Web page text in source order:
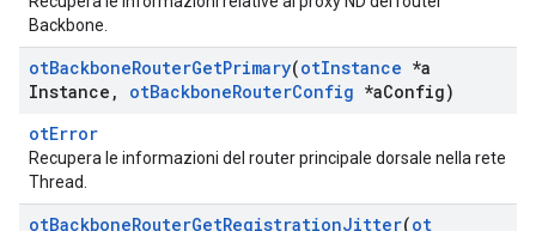
Backbone.
otBackboneRouterGetPrimary(otInstance *a
Instance , otBackboneRouterConfig *aConfig)
otError
Recupera le informazioni del router principale dorsale nella rete
Thread.
otBackboneRouterGetRegistrationJitter(ot